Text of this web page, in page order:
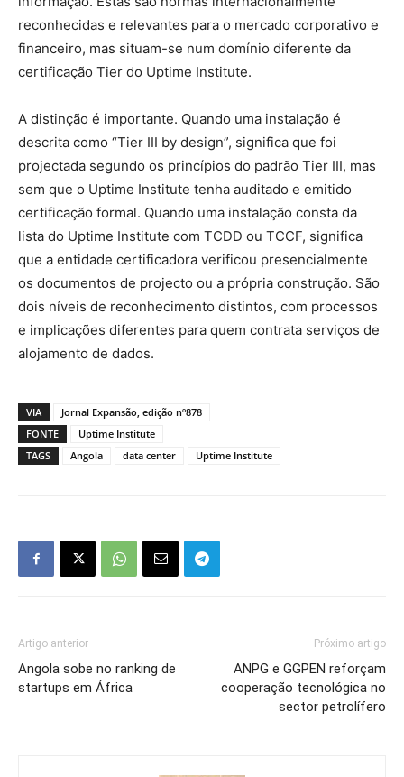
reconhecidas e relevantes para o mercado corporativo e
financeiro, mas situam-se num domínio diferente da
certificação Tier do Uptime Institute.
A distinção é importante. Quando uma instalação é
descrita como “Tier III by design”, significa que foi
projectada segundo os princípios do padrão Tier III, mas
sem que o Uptime Institute tenha auditado e emitido
certificação formal. Quando uma instalação consta da
lista do Uptime Institute com TCDD ou TCCF, significa
que a entidade certificadora verificou presencialmente
os documentos de projecto ou a própria construção. São
dois níveis de reconhecimento distintos, com processos
e implicações diferentes para quem contrata serviços de
alojamento de dados.
VIA
Jornal Expansão, edição nº878
FONTE
Uptime Institute
TAGS
Angola data center Uptime Institute
Artigo anterior
Angola sobe no ranking de
startups em África
Próximo artigo
ANPG e GGPEN reforçam
cooperação tecnológica no
sector petrolífero